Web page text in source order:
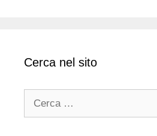
Cerca nel sito